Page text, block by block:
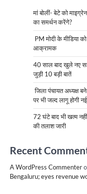
मां बोलीं- बेटे को
का समर्थन करेंगे?
PM मोदी के मीडिया
आक्रामक
40 साल बाद खुले नए
जुड़ी 10 बड़ी बातें
जिला पंचायत अध्यक्ष
पर भी जल्द लागू होगी
72 घंटे बाद भी खत्म
की तलाश जारी
Recent
A WordPress Commenter
Bengaluru; eyes revenue